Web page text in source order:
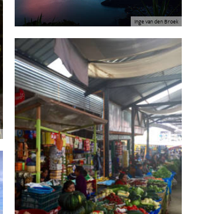
Inge van den Broek